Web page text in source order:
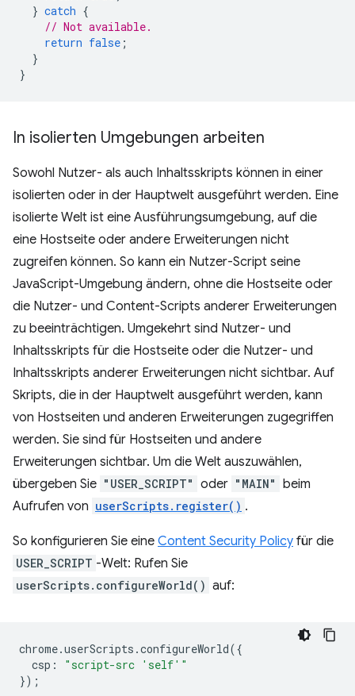
} catch {
// Not available.
return false ;
}
}
In isolierten Umgebungen arbeiten
Sowohl Nutzer- als auch Inhaltsskripts können in einer
isolierten oder in der Hauptwelt ausgeführt werden. Eine
isolierte Welt ist eine Ausführungsumgebung, auf die
eine Hostseite oder andere Erweiterungen nicht
zugreifen können. So kann ein Nutzer-Script seine
JavaScript-Umgebung ändern, ohne die Hostseite oder
die Nutzer- und Content-Scripts anderer Erweiterungen
zu beeinträchtigen. Umgekehrt sind Nutzer- und
Inhaltsskripts für die Hostseite oder die Nutzer- und
Inhaltsskripts anderer Erweiterungen nicht sichtbar. Auf
Skripts, die in der Hauptwelt ausgeführt werden, kann
von Hostseiten und anderen Erweiterungen zugegriffen
werden. Sie sind für Hostseiten und andere
Erweiterungen sichtbar. Um die Welt auszuwählen,
übergeben Sie "USER_SCRIPT" oder "MAIN" beim
Aufrufen von userScripts.register() .
So konfigurieren Sie eine Content Security Policy für die
USER_SCRIPT -Welt: Rufen Sie
userScripts.configureWorld() auf:
chrome.userScripts .configureWorld({
csp :
"script-src 'self'"
});